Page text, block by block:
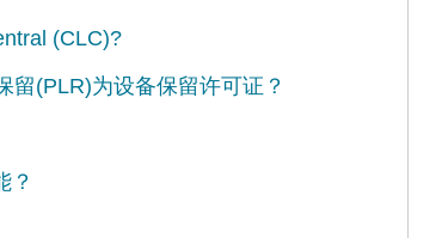
(CLC)?
(PLR)为设备保留许可证？
？